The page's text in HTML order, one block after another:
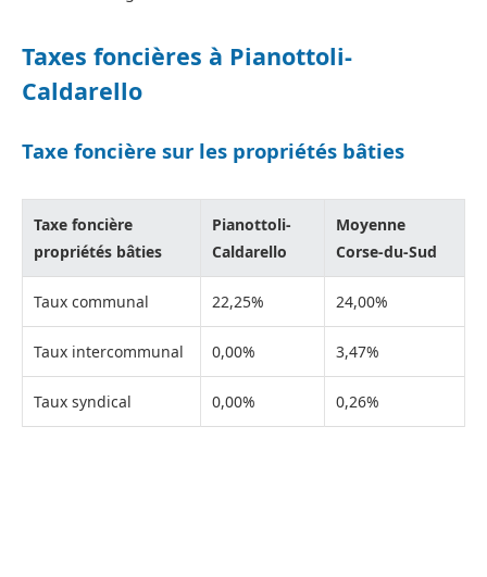
Taxes foncières à Pianottoli-
Caldarello
Taxe foncière sur les propriétés bâties
Taxe foncière
propriétés bâties
Pianottoli-
Caldarello
Moyenne
Corse-du-Sud
Taux communal 22,25% 24,00%
Taux intercommunal 0,00% 3,47%
Taux syndical 0,00% 0,26%